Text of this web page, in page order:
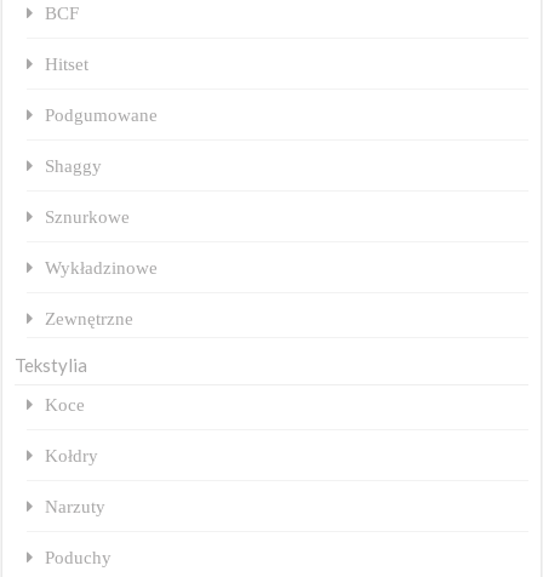
BCF
Hitset
Podgumowane
Shaggy
Sznurkowe
Wykładzinowe
Zewnętrzne
Tekstylia
Koce
Kołdry
Narzuty
Poduchy